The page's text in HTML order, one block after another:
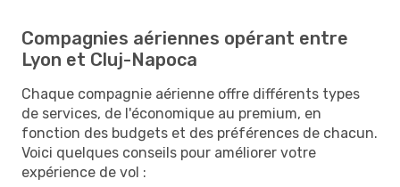
Compagnies aériennes opérant entre
Lyon et Cluj-Napoca
Chaque compagnie aérienne offre différents types
de services, de l'économique au premium, en
fonction des budgets et des préférences de chacun.
Voici quelques conseils pour améliorer votre
expérience de vol :